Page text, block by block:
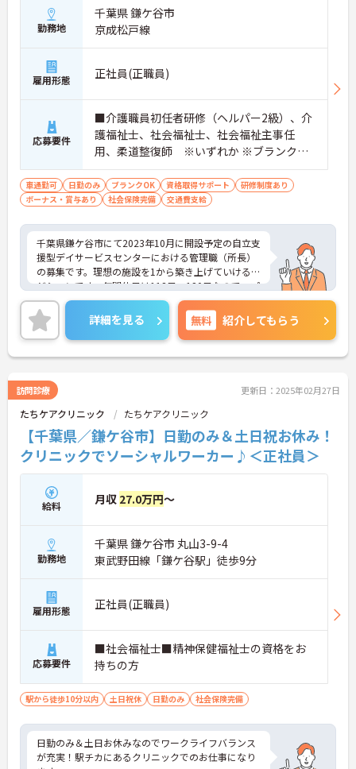
勤務地
千葉県 鎌ケ谷市
京成松戸線
雇用形態 正社員(正職員)
応募要件
■介護職員初任者研修（ヘルパー2級）、介
護福祉士、社会福祉士、社会福祉主事任
用、柔道整復師 ※いずれか ※ブランクあ
りOK ■普通自動車運転免許（AT限定可）※
ペーパー不可
車通勤可 日勤のみ ブランクOK 資格取得サポート
研修制度あり
ボーナス・賞与あり
社会保険完備 交通費支給
千葉県鎌ケ谷市にて2023年10月に開設予定の自立支
援型デイサービスセンターにおける管理職（所長）
の募集です。理想の施設を1から築き上げていけるポ
ジションです。年間休日は118日～120日なので、プ
ライベートを大切にしながらご勤務いただけます。
ご興味のある方には、面接対策ポイントなど、さら
に詳細をお話しいたしますのでお気軽にご相談くだ
さい！
詳細を見る 無料 紹介してもらう
訪問診療 更新日：2025年02月27日
たちケアクリニック たちケアクリニック
【千葉県／鎌ケ谷市】日勤のみ＆土日祝お休み！
クリニックでソーシャルワーカー♪＜正社員＞
給料 月収 27.0万円～
勤務地
千葉県 鎌ケ谷市 丸山3-9-4
東武野田線「鎌ケ谷駅」徒歩9分
雇用形態 正社員(正職員)
応募要件
■社会福祉士■精神保健福祉士の資格をお
持ちの方
駅から徒歩10分以内 土日祝休 日勤のみ 社会保険完備
日勤のみ＆土日お休みなのでワークライフバランス
が充実！駅チカにあるクリニックでのお仕事になり